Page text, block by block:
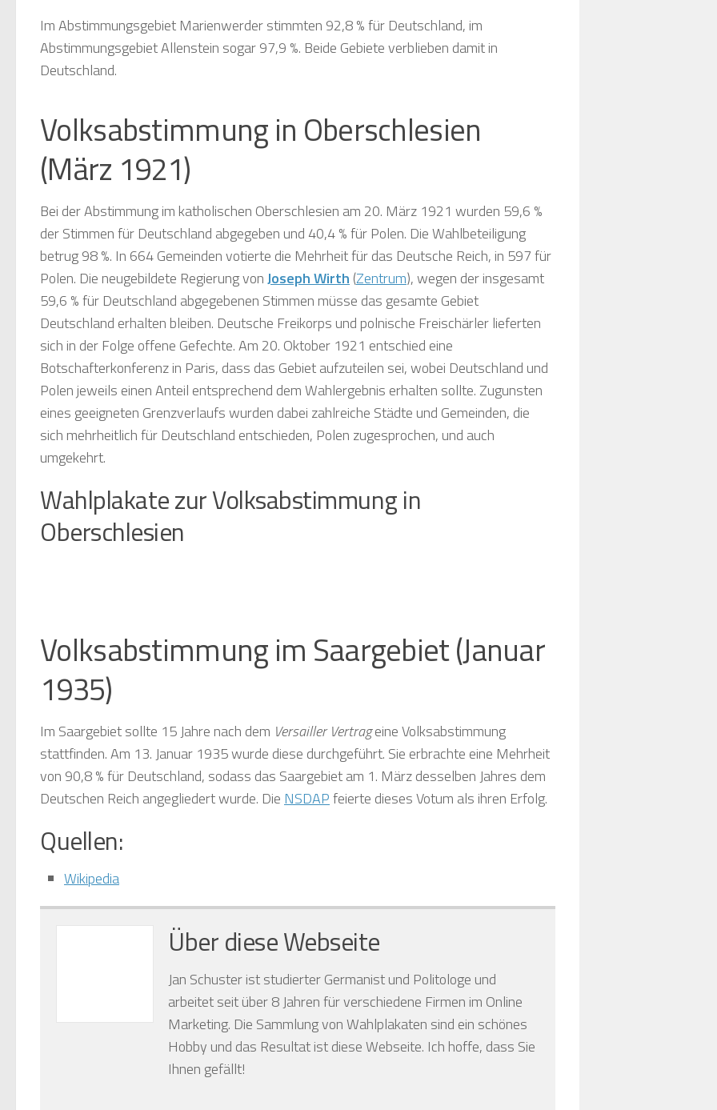
Im Abstimmungsgebiet Marienwerder stimmten 92,8 % für Deutschland, im
Abstimmungsgebiet Allenstein sogar 97,9 %. Beide Gebiete verblieben damit in
Deutschland.
Volksabstimmung in Oberschlesien
(März 1921)
Bei der Abstimmung im katholischen Oberschlesien am 20. März 1921 wurden 59,6 %
der Stimmen für Deutschland abgegeben und 40,4 % für Polen. Die Wahlbeteiligung
betrug 98 %. In 664 Gemeinden votierte die Mehrheit für das Deutsche Reich, in 597 für
Polen. Die neugebildete Regierung vonJoseph Wirth (Zentrum), wegen der insgesamt
59,6 % für Deutschland abgegebenen Stimmen müsse das gesamte Gebiet
Deutschland erhalten bleiben. Deutsche Freikorps und polnische Freischärler lieferten
sich in der Folge offene Gefechte. Am 20. Oktober 1921 entschied eine
Botschafterkonferenz in Paris, dass das Gebiet aufzuteilen sei, wobei Deutschland und
Polen jeweils einen Anteil entsprechend dem Wahlergebnis erhalten sollte. Zugunsten
eines geeigneten Grenzverlaufs wurden dabei zahlreiche Städte und Gemeinden, die
sich mehrheitlich für Deutschland entschieden, Polen zugesprochen, und auch
umgekehrt.
Wahlplakate zur Volksabstimmung in
Oberschlesien
Volksabstimmung im Saargebiet (Januar
1935)
Im Saargebiet sollte 15 Jahre nach dem Versailler Vertrageine Volksabstimmung
stattfinden. Am 13. Januar 1935 wurde diese durchgeführt. Sie erbrachte eine Mehrheit
von 90,8 % für Deutschland, sodass das Saargebiet am 1. März desselben Jahres dem
Deutschen Reich angegliedert wurde. Die NSDAPfeierte dieses Votum als ihren Erfolg.
Quellen:
Wikipedia
Über diese Webseite
Jan Schuster ist studierter Germanist und Politologe und
arbeitet seit über 8 Jahren für verschiedene Firmen im Online
Marketing. Die Sammlung von Wahlplakaten sind ein schönes
Hobby und das Resultat ist diese Webseite. Ich hoffe, dass Sie
Ihnen gefällt!